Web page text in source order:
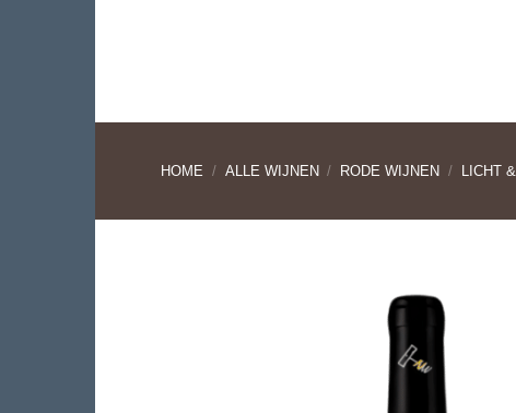
HOME / ALLE WIJNEN / RODE WIJNEN / LICHT